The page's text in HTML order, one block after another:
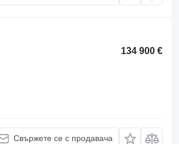
134 900 €
Свържете се с продавача